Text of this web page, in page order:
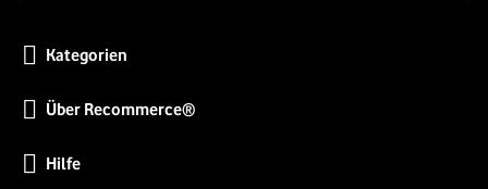
Kategorien
Über Recommerce®
Hilfe